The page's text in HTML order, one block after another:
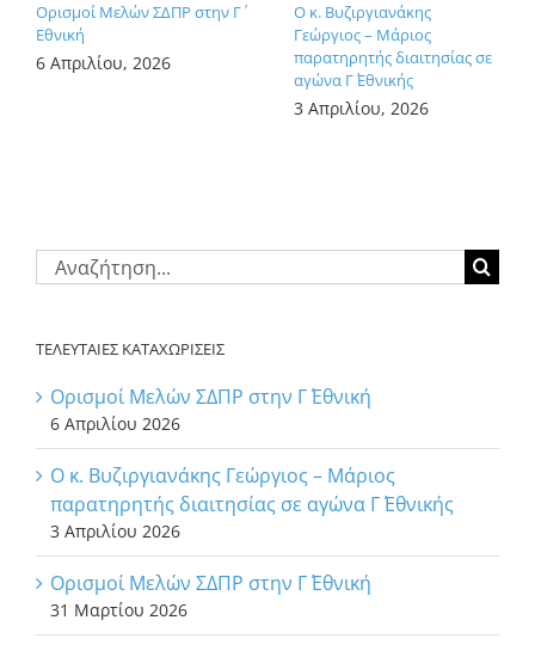
Ορισμοί Μελών ΣΔΠΡ στην Γ΄
Εθνική
6 Απριλίου, 2026
Ο κ. Βυζιργιανάκης
Γεώργιος – Μάριος
παρατηρητής διαιτησίας σε
αγώνα Γ΄ Εθνικής
3 Απριλίου, 2026
Αναζήτηση
για:
ΤΕΛΕΥΤΑΙΕΣ ΚΑΤΑΧΩΡΙΣΕΙΣ
Ορισμοί Μελών ΣΔΠΡ στην Γ΄ Εθνική
6 Απριλίου 2026
Ο κ. Βυζιργιανάκης Γεώργιος – Μάριος
παρατηρητής διαιτησίας σε αγώνα Γ΄ Εθνικής
3 Απριλίου 2026
Ορισμοί Μελών ΣΔΠΡ στην Γ΄ Εθνική
31 Μαρτίου 2026